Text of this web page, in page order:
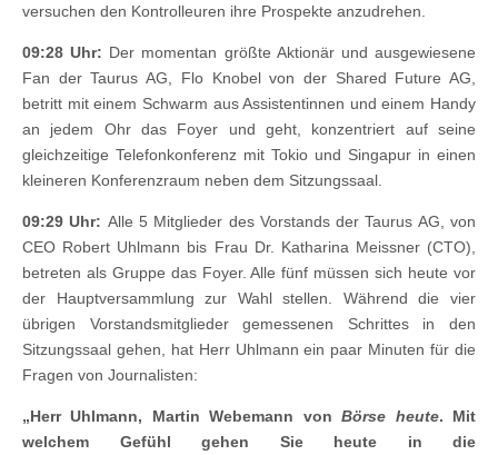
versuchen den Kontrolleuren ihre Prospekte anzudrehen.
09:28 Uhr: Der momentan größte Aktionär und ausgewiesene
Fan der Taurus AG, Flo Knobel von der Shared Future AG,
betritt mit einem Schwarm aus Assistentinnen und einem Handy
an jedem Ohr das Foyer und geht, konzentriert auf seine
gleichzeitige Telefonkonferenz mit Tokio und Singapur in einen
kleineren Konferenzraum neben dem Sitzungssaal.
09:29 Uhr: Alle 5 Mitglieder des Vorstands der Taurus AG, von
CEO Robert Uhlmann bis Frau Dr. Katharina Meissner (CTO),
betreten als Gruppe das Foyer. Alle fünf müssen sich heute vor
der Hauptversammlung zur Wahl stellen. Während die vier
übrigen Vorstandsmitglieder gemessenen Schrittes in den
Sitzungssaal gehen, hat Herr Uhlmann ein paar Minuten für die
Fragen von Journalisten:
„Herr Uhlmann, Martin Webemann vonBörse heute. Mit
welchem Gefühl gehen Sie heute in die